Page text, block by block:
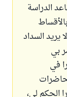
الدراسة
يريد السداد
بي
في
الحكم لي،